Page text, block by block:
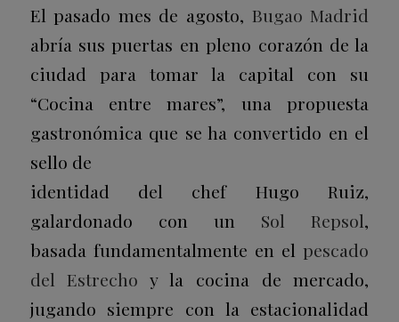
El pasado mes de agosto, Bugao Madrid
abría sus puertas en pleno corazón de la
ciudad para tomar la capital con su
“Cocina entre mares”, una propuesta
gastronómica que se ha convertido en el
sello de
identidad del chef Hugo Ruiz,
galardonado con un Sol Repsol,
basada fundamentalmente en el pescado
del Estrecho y la cocina de mercado,
jugando siempre con la estacionalidad